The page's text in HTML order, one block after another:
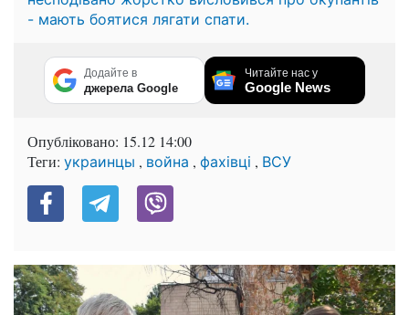
- мають боятися лягати спати.
Додайте в
джерела Google
Читайте нас у
Google News
Опубліковано: 15.12 14:00
Теги: украинцы , война , фахівці , ВСУ